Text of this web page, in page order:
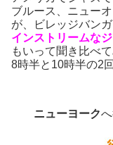
ブルース、ニュー
が、ビレッジバン
インストリームな
もいって聞き比べ
8時半と10時半の2
ニューヨーク